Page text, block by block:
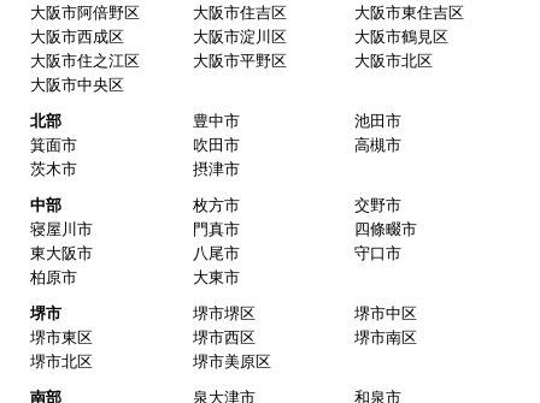
大阪市阿倍野区
大阪市住吉区
大阪市東住吉区
大阪市西成区
大阪市淀川区
大阪市鶴見区
大阪市住之江区
大阪市平野区
大阪市北区
大阪市中央区
北部
豊中市
池田市
箕面市
吹田市
高槻市
茨木市
摂津市
中部
枚方市
交野市
寝屋川市
門真市
四條畷市
東大阪市
八尾市
守口市
柏原市
大東市
堺市
堺市堺区
堺市中区
堺市東区
堺市西区
堺市南区
堺市北区
堺市美原区
南部
泉大津市
和泉市